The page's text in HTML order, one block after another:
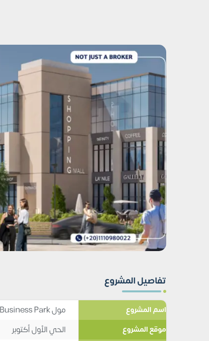
تفاصيل المشروع
اسم المشروع مول K Business Park أكتوبر Mall K Business Park October
موقع المشروع الحي الأول أكتوبر